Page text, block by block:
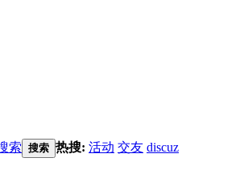
索 搜索 热搜: 活动 交友 discuz